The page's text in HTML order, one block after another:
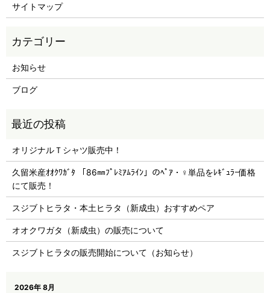
サイトマップ
お知らせ
ブログ
オリジナルＴシャツ販売中！
久留米産ｵｵｸﾜｶﾞﾀ 「86㎜ﾌﾟﾚﾐｱﾑﾗｲﾝ」のﾍﾟｱ・♀単品をﾚｷﾞｭﾗｰ価格
にて販売！
スジブトヒラタ・本土ヒラタ（新成虫）おすすめペア
オオクワガタ（新成虫）の販売について
スジブトヒラタの販売開始について（お知らせ）
2026年 8月